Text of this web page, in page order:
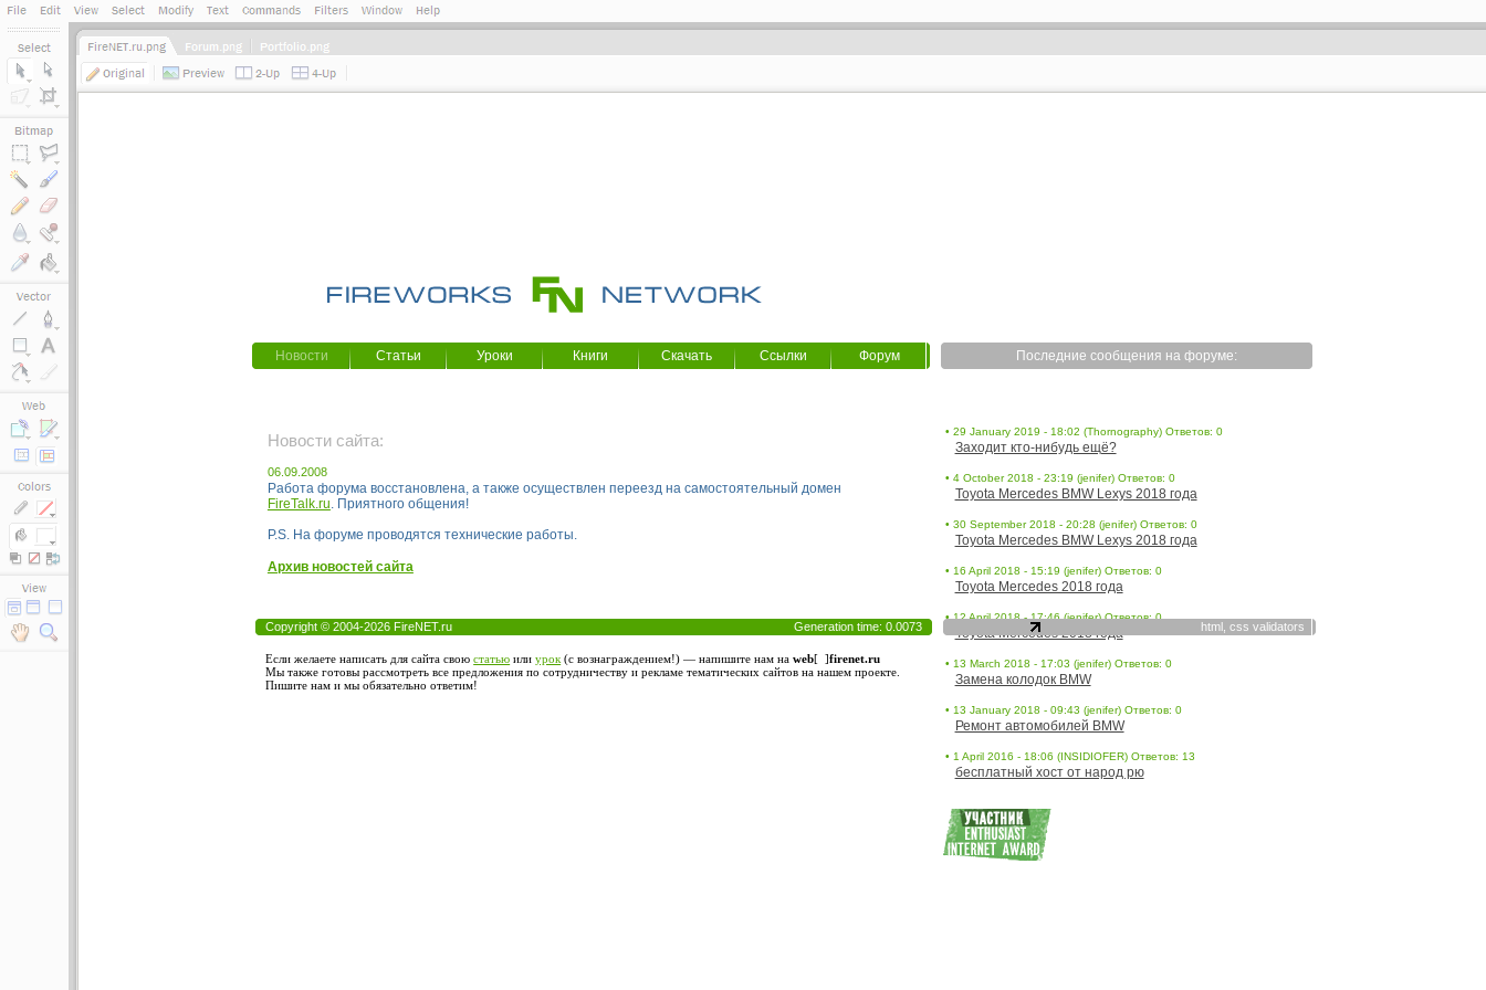
Новости Статьи Уроки Книги Скачать Ссылки Форум Последние сообщения на форуме:
• 29 January 2019 - 18:02 (Thornography) Ответов: 0
Заходит кто-нибудь ещё?
• 4 October 2018 - 23:19 (jenifer) Ответов: 0
Toyota Mercedes BMW Lexys 2018 года
• 30 September 2018 - 20:28 (jenifer) Ответов: 0
Toyota Mercedes BMW Lexys 2018 года
• 16 April 2018 - 15:19 (jenifer) Ответов: 0
Toyota Mercedes 2018 года
• 12 April 2018 - 17:46 (jenifer) Ответов: 0
Toyota Mercedes 2018 года
• 13 March 2018 - 17:03 (jenifer) Ответов: 0
Замена колодок BMW
• 13 January 2018 - 09:43 (jenifer) Ответов: 0
Ремонт автомобилей BMW
• 1 April 2016 - 18:06 (INSIDIOFER) Ответов: 13
бесплатный хост от народ рю
Новости сайта:
06.09.2008
Работа форума восстановлена, а также осуществлен переезд на самостоятельный домен
FireTalk.ru . Приятного общения!
P.S. На форуме проводятся технические работы.
Архив новостей сайта
Copyright © 2004-2026 FireNET.ru Generation time: 0.0073 html,css validators
Если желаете написать для сайта своюстатью илиурок (с вознаграждением!) — напишите нам наweb[ ]firenet.ru
Мы также готовы рассмотреть все предложения по сотрудничеству и рекламе тематических сайтов на нашем проекте.
Пишите нам и мы обязательно ответим!